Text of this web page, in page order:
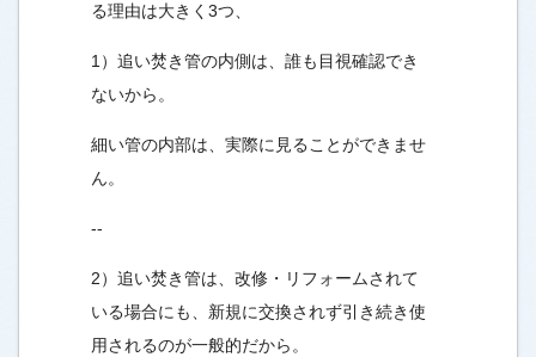
る理由は大きく3つ、
1）追い焚き管の内側は、誰も目視確認でき
ないから。
細い管の内部は、実際に見ることができませ
ん。
--
2）追い焚き管は、改修・リフォームされて
いる場合にも、新規に交換されず引き続き使
用されるのが一般的だから。